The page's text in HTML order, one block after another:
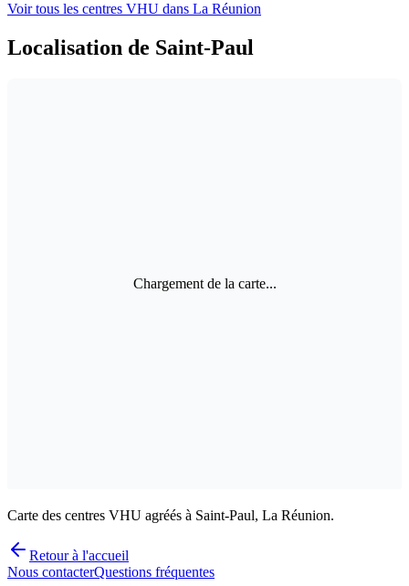
Voir tous les centres VHU dans La Réunion
Localisation de Saint-Paul
Chargement de la carte...
Carte des centres VHU agréés à Saint-Paul, La Réunion.
Retour à l'accueil
Nous contacterQuestions fréquentes